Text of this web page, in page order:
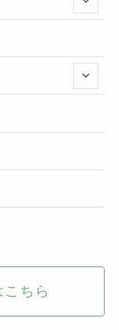
ちら